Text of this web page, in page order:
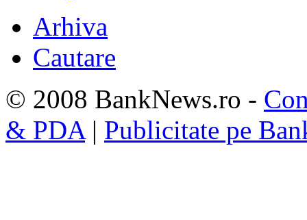
Arhiva
Cautare
© 2008 BankNews.ro -
& PDA| Publicitate pe